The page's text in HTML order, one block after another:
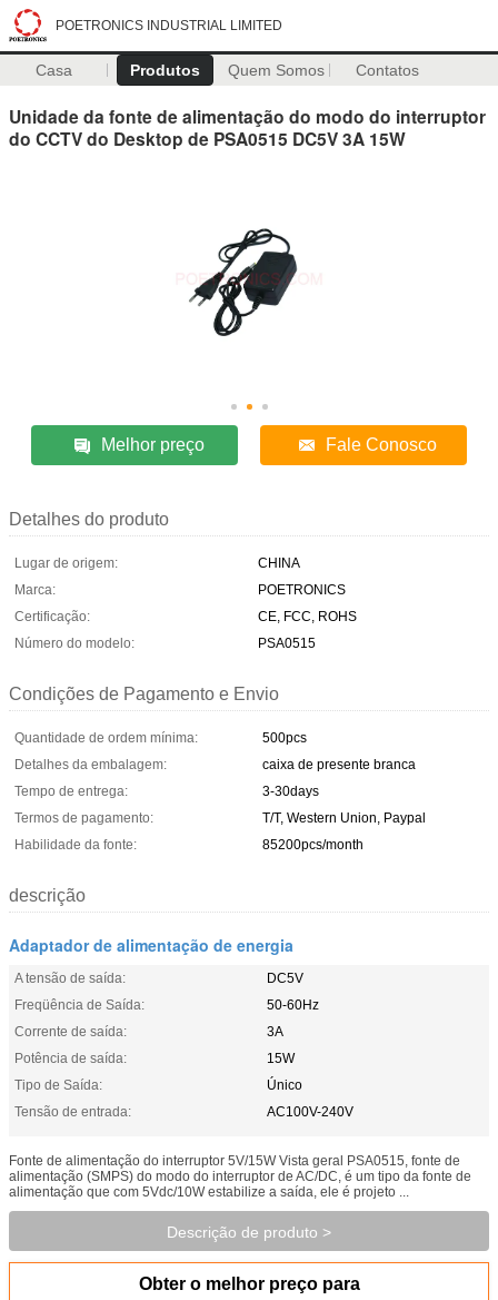
POETRONICS INDUSTRIAL LIMITED
Casa Produtos Quem Somos Contatos
Unidade da fonte de alimentação do modo do interruptor
do CCTV do Desktop de PSA0515 DC5V 3A 15W
Melhor preço Fale Conosco
Detalhes do produto
Lugar de origem:
CHINA
Marca:
POETRONICS
Certificação:
CE, FCC, ROHS
Número do modelo:
PSA0515
Condições de Pagamento e Envio
Quantidade de ordem mínima:
500pcs
Detalhes da embalagem:
caixa de presente branca
Tempo de entrega:
3-30days
Termos de pagamento:
T/T, Western Union, Paypal
Habilidade da fonte:
85200pcs/month
descrição
Adaptador de alimentação de energia
A tensão de saída:
DC5V
Freqüência de Saída:
50-60Hz
Corrente de saída:
3A
Potência de saída:
15W
Tipo de Saída:
Único
Tensão de entrada:
AC100V-240V
Fonte de alimentação do interruptor 5V/15W Vista geral PSA0515, fonte de
alimentação (SMPS) do modo do interruptor de AC/DC, é um tipo da fonte de
alimentação que com 5Vdc/10W estabilize a saída, ele é projeto ...
Descrição de produto >
Obter o melhor preço para